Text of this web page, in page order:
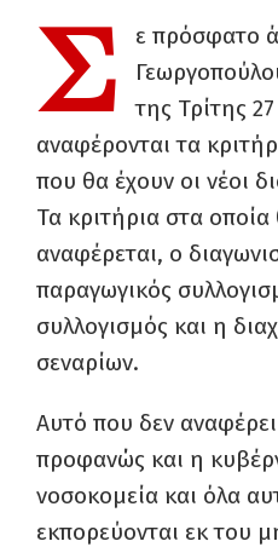
Σ
ε πρόσφατο
της Τρίτης
αναφέρονται τα
που θα έχουν οι νέοι
Τα κριτήρια στα οποία
αναφέρεται, ο
παραγωγικός
συλλογισμός και η
σεναρίων.
Αυτό που δεν
προφανώς και η
νοσοκομεία και όλα
εκπορεύονται εκ του